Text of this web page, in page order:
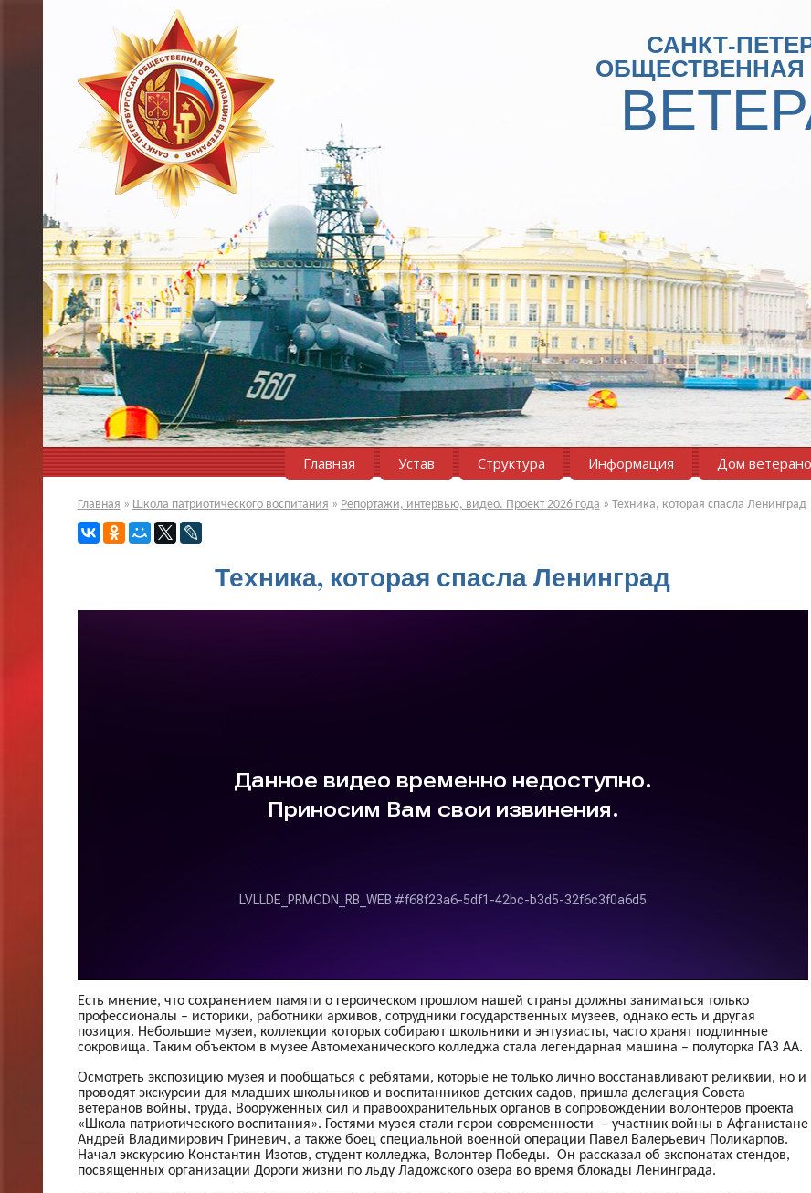
САНКТ-
ОБЩЕСТВЕННАЯ
Главная Устав Структура Информация Дом
Главная » Школа патриотического воспитания » Репортажи, интервью, видео. Проект 2026 года » Техника, которая спасла Ленинград
Техника, которая спасла Ленинград
Есть мнение, что сохранением памяти о героическом прошлом нашей страны должны заниматься только
профессионалы – историки, работники архивов, сотрудники государственных музеев, однако есть и другая
позиция. Небольшие музеи, коллекции которых собирают школьники и энтузиасты, часто хранят подлинные
сокровища. Таким объектом в музее Автомеханического колледжа стала легендарная машина – полуторка ГАЗ АА.
Осмотреть экспозицию музея и пообщаться с ребятами, которые не только лично восстанавливают реликвии, но и
проводят экскурсии для младших школьников и воспитанников детских садов, пришла делегация Совета
ветеранов войны, труда, Вооруженных сил и правоохранительных органов в сопровождении волонтеров проекта
«Школа патриотического воспитания». Гостями музея стали герои современности – участник войны в Афганистане
Андрей Владимирович Гриневич, а также боец специальной военной операции Павел Валерьевич Поликарпов.
Начал экскурсию Константин Изотов, студент колледжа, Волонтер Победы. Он рассказал об экспонатах стендов,
посвященных организации Дороги жизни по льду Ладожского озера во время блокады Ленинграда.